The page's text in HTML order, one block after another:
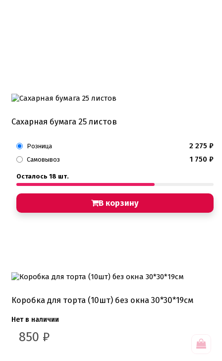
Сахарная бумага 25 листов
Розница 2 275 ₽
Самовывоз 1 750 ₽
Осталось 18 шт.
В корзину
Коробка для торта (10шт) без окна 30*30*19см
Нет в наличии
850 ₽